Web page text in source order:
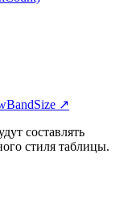
↗
составлять
стиля таблицы.